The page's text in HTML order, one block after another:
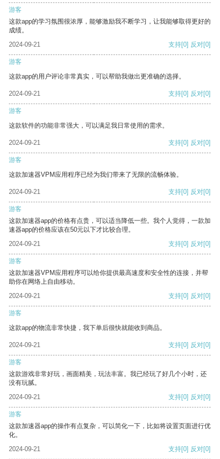
游客
这款app的学习氛围很浓厚，能够激励我不断学习，让我能够取得更好的
成绩。
2024-09-21
支持[0] 反对[0]
游客
这款app的用户评论非常真实，可以帮助我做出更准确的选择。
2024-09-21 支持[0] 反对[0]
游客
这款软件的功能非常强大，可以满足我日常使用的需求。
2024-09-21 支持[0] 反对[0]
游客
这款加速器VPM应用程序已经为我们带来了无限的流畅体验。
2024-09-21 支持[0] 反对[0]
游客
这款加速器app的价格有点贵，可以适当降低一些。我个人觉得，一款加
速器app的价格应该在50元以下才比较合理。
2024-09-21
支持[0] 反对[0]
游客
这款加速器VPM应用程序可以给你提供最高速度和安全性的连接，并帮
助你在网络上自由移动。
2024-09-21
支持[0] 反对[0]
游客
这款app的物流非常快捷，我下单后很快就能收到商品。
2024-09-21 支持[0] 反对[0]
游客
这款游戏非常好玩，画面精美，玩法丰富。我已经玩了好几个小时，还
没有玩腻。
2024-09-21
支持[0] 反对[0]
游客
这款加速器app的操作有点复杂，可以简化一下，比如将设置页面进行优
化。
2024-09-21
支持[0] 反对[0]